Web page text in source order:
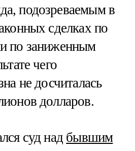
подозреваемым в
сделках по
по заниженным
чего
не досчиталась
долларов.
суд над бывшим